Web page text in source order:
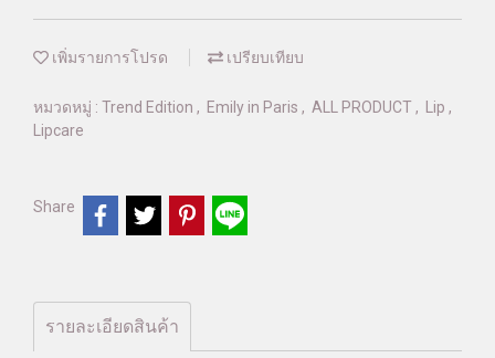
เพิ่มรายการโปรด เปรียบเทียบ
หมวดหมู่ : Trend Edition , Emily in Paris , ALL PRODUCT , Lip ,
Lipcare
Share
รายละเอียดสินค้า